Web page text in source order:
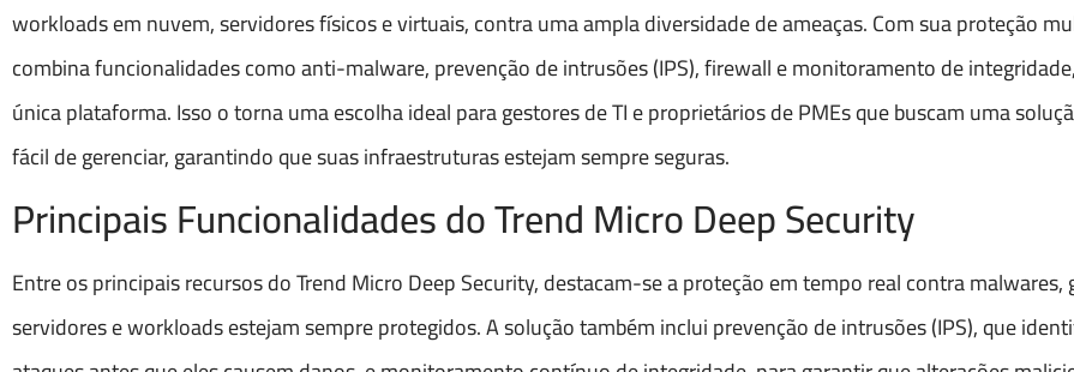
workloads em nuvem, servidores físicos e virtuais, contra uma ampla diversidade de ameaças. Com sua proteção
combina funcionalidades como anti-malware, prevenção de intrusões (IPS), firewall e monitoramento de
única plataforma. Isso o torna uma escolha ideal para gestores de TI e proprietários de PMEs que buscam uma
fácil de gerenciar, garantindo que suas infraestruturas estejam sempre seguras.
Principais Funcionalidades do Trend Micro Deep Security
Entre os principais recursos do Trend Micro Deep Security, destacam-se a proteção em tempo real contra
servidores e workloads estejam sempre protegidos. A solução também inclui prevenção de intrusões (IPS), que